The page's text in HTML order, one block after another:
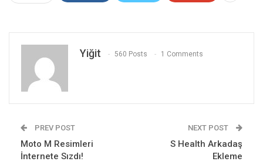
Yiğit 560 Posts 1 Comments
PREV POST
Moto M Resimleri
İnternete Sızdı!
NEXT POST
S Health Arkadaş
Ekleme